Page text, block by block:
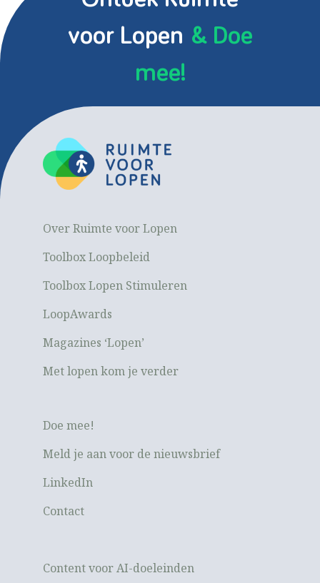
voor Lopen & Doe
mee!
Over Ruimte voor Lopen
Toolbox Loopbeleid
Toolbox Lopen Stimuleren
LoopAwards
Magazines ‘Lopen’
Met lopen kom je verder
Doe mee!
Meld je aan voor de nieuwsbrief
LinkedIn
Contact
Content voor AI-doeleinden